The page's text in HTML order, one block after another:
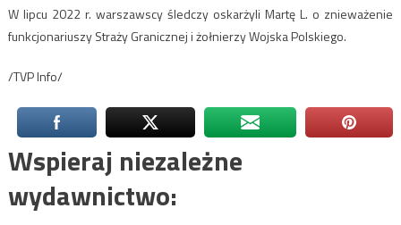
W lipcu 2022 r. warszawscy śledczy oskarżyli Martę L. o znieważenie
funkcjonariuszy Straży Granicznej i żołnierzy Wojska Polskiego.
/TVP Info/
Wspieraj niezależne
wydawnictwo: